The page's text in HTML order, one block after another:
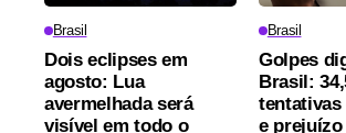
Brasil
Dois eclipses em
agosto: Lua
avermelhada será
visível em todo o
Brasil
Golpes
Brasil:
tentativas
e prejuízo